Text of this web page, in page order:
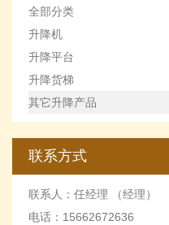
全部分类
升降机
升降平台
升降货梯
其它升降产品
联系方式
联系人：任经理 （经理）
电话：15662672636